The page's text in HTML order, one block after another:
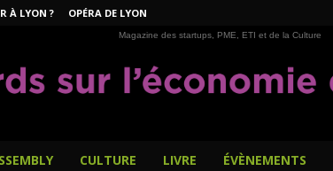
À LYON ? OPÉRA DE LYON
Magazine des startups, PME, ETI et de la Culture
CULTURE LIVRE ÉVÈNEMENTS